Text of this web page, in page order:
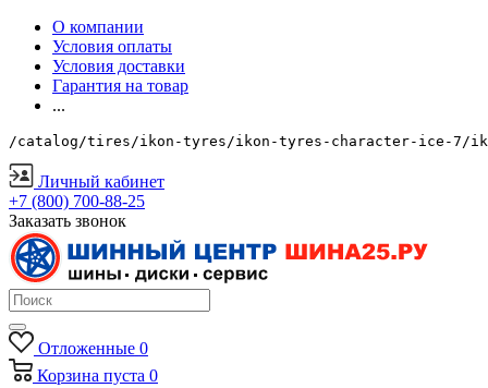
О компании
Условия оплаты
Условия доставки
Гарантия на товар
...
/catalog/tires/ikon-tyres/ikon-tyres-character-ice-7/
Личный кабинет
+7 (800) 700-88-25
Заказать звонок
Отложенные 0
Корзина пуста 0